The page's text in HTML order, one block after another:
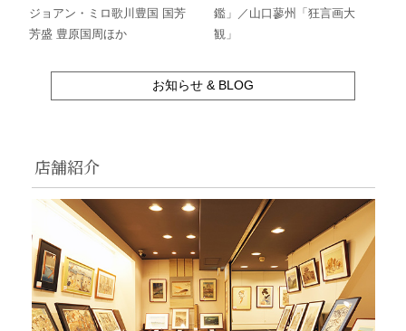
ジョアン・ミロ歌川豊国 国芳
芳盛 豊原国周ほか
鑑」／山口蓼州「狂言画大
観」
お知らせ & BLOG
店舗紹介